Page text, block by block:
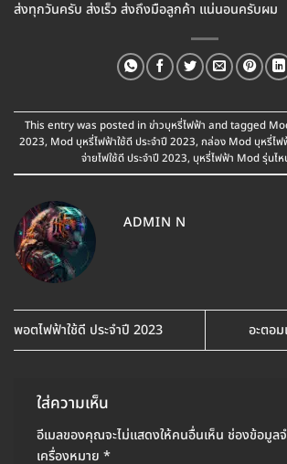
ส่งทุกวันครับ ส่งเร็ว ส่งถึงมือลูกค้า แน่นอนครับผม
This entry was posted inข่าวบุหรี่ไฟฟ้า and tagged
2023, Mod บุหรี่ไฟฟ้าใช้ดี ประจำปี 2023, กล่อง Mod บุหรี่ไฟ
จ่ายไฟใช้ดี ประจำปี 2023, บุหรี่ไฟฟ้า Mod รุ่นไ
ADMIN N
พอตไฟฟ้าใช้ดี ประจำปี 2023 อะตอ
ใส่ความเห็น
อีเมลของคุณจะไม่แสดงให้คนอื่นเห็น ช่องข้อมูล
เครื่องหมาย *